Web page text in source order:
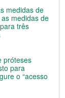
medidas de
medidas de
três
próteses
para
o “acesso